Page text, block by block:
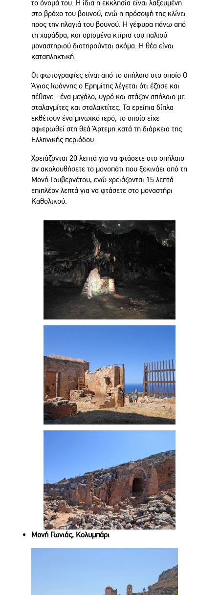
το όνομά του. Η ίδια η εκκλησία είναι λαξευμένη
στο βράχο του βουνού, ενώ η πρόσοψή της κλίνει
προς την πλαγιά του βουνού. Η γέφυρα πάνω από
τη χαράδρα, και ορισμένα κτίρια του παλιού
μοναστηριού διατηρούνται ακόμα. Η θέα είναι
καταπληκτική.
Οι φωτογραφίες είναι από το σπήλαιο στο οποίο Ο
Άγιος Ιωάννης ο Ερημίτης λέγεται ότι έζησε και
πέθανε - ένα μεγάλο, υγρό και στάζον σπήλαιο με
σταλαγμίτες και σταλακτίτες. Τα ερείπια δίπλα
εκθέτουν ένα μινωικό ιερό, το οποίο είχε
αφιερωθεί στη θεά Άρτεμη κατά τη διάρκεια της
Ελληνικής περιόδου.
Χρειάζονται 20 λεπτά για να φτάσετε στο σπήλαιο
αν ακολουθήσετε το μονοπάτι που ξεκινάει από τη
Μονή Γουβερνέτου, ενώ χρειάζονται 15 λεπτά
επιπλέον λεπτά για να φτάσετε στο μοναστήρι
Καθολικού.
Μονή Γωνιάς, Κολυμπάρι